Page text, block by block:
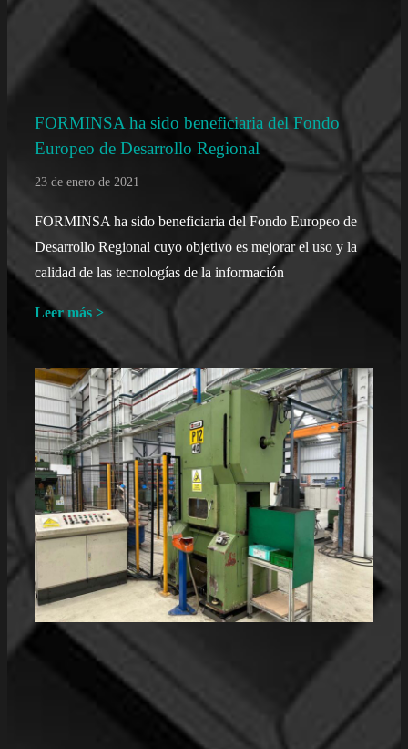
FORMINSA ha sido beneficiaria del Fondo
Europeo de Desarrollo Regional
23 de enero de 2021
FORMINSA ha sido beneficiaria del Fondo Europeo de
Desarrollo Regional cuyo objetivo es mejorar el uso y la
calidad de las tecnologías de la información
Leer más >